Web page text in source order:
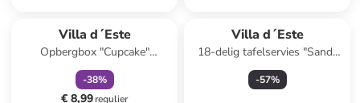
Villa d´Este
Opbergbox "Cupcake"
beige/rood - (B)14,5 x (H)20 x
(D)9 cm
-38%
€ 8,99regulier
Villa d´Este
18-delig tafelservies "Sand"
beige/wit
-57%